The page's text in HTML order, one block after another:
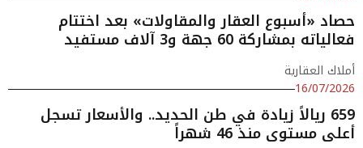
حصاد «أسبوع العقار والمقاولات» بعد اختتام
فعالياته بمشاركة 60 جهة و3 آلاف مستفيد
أملاك العقارية
16/07/2026
659 ريالاً زيادة في طن الحديد.. والأسعار تسجل
أعلى مستوى منذ 46 شهراً